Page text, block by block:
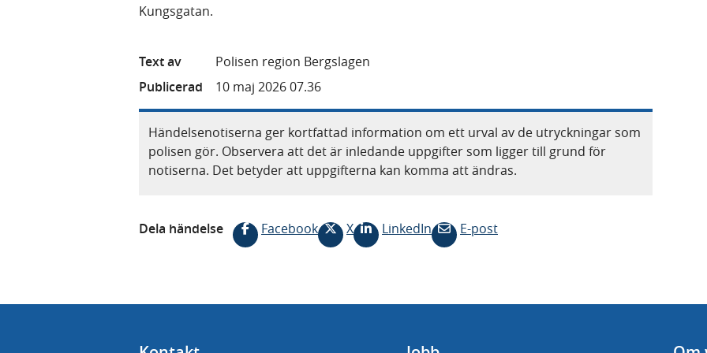
Kungsgatan.
Text av
Polisen region Bergslagen
Publicerad
10 maj 2026 07.36
Händelsenotiserna ger kortfattad information om ett urval av de utryckningar som
polisen gör. Observera att det är inledande uppgifter som ligger till grund för
notiserna. Det betyder att uppgifterna kan komma att ändras.
Dela händelse Facebook X LinkedIn E-post